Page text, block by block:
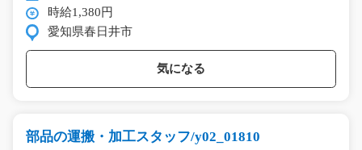
時給1,380円
愛知県春日井市
気になる
部品の運搬・加工スタッフ/y02_01810